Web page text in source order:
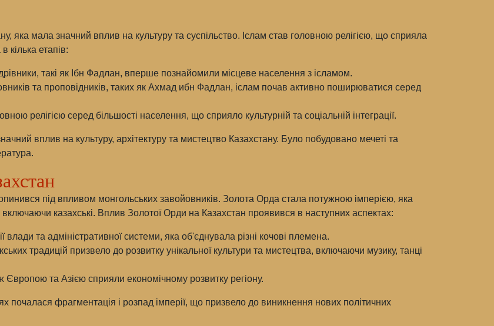
яка мала значний вплив на культуру та суспільство. Іслам став головною релігією, що сприяла
кілька етапів:
такі як Ібн Фадлан, вперше познайомили місцеве населення з ісламом.
та проповідників, таких як Ахмад ибн Фадлан, іслам почав активно поширюватися серед
релігією серед більшості населення, що сприяло культурній та соціальній інтеграції.
вплив на культуру, архітектуру та мистецтво Казахстану. Було побудовано мечеті та
під впливом монгольських завойовників. Золота Орда стала потужною імперією, яка
казахські. Вплив Золотої Орди на Казахстан проявився в наступних аспектах:
влади та адміністративної системи, яка об'єднувала різні кочові племена.
традицій призвело до розвитку унікальної культури та мистецтва, включаючи музику, танці
Європою та Азією сприяли економічному розвитку регіону.
почалася фрагментація і розпад імперії, що призвело до виникнення нових політичних